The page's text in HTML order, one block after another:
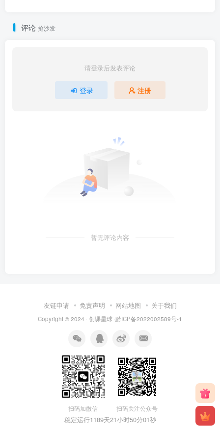
评论 抢沙发
请登录后发表评论
登录 注册
暂无评论内容
友链申请 免责声明 网站地图 关于我们
Copyright © 2024 · 创课星球 ·黔ICP备2022002589号-1
扫码加微信 扫码关注公众号
稳定运行1189天21小时50分01秒